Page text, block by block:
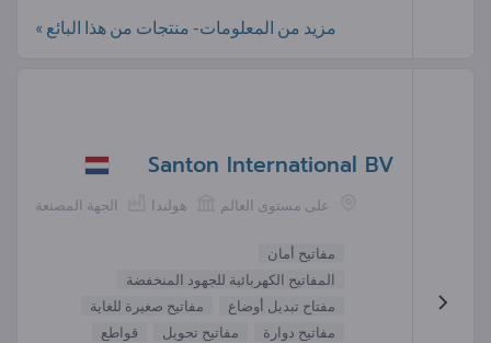
مزيد من المعلومات- منتجات من هذا البائع »
Santon International BV
الجهة المصنعة هولندا على مستوى العالم
مفاتيح أمان
المفاتيح الكهربائية للجهود المنخفضة
مفتاح تبديل أوضاع
مفاتيح صغيرة للغاية
مفاتيح دوارة
مفاتيح تحويل
قواطع